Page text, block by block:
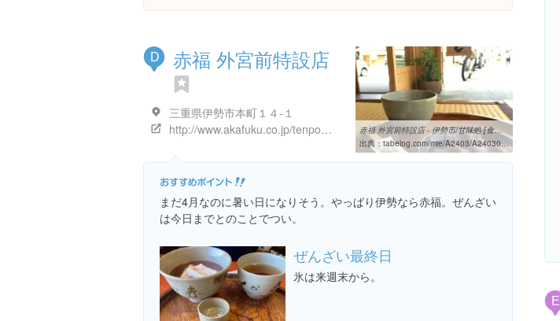
D 赤福 外宮前特設店
三重県伊勢市本町１４-１
http://www.akafuku.co.jp/tenpo_syousai/?SHOP_ID=275
赤福 外宮前特設店 - 伊勢市/甘味処 [食べログ]
出典： tabelog.com/mie/A2403/A240301/24011544
まだ4月なのに暑い日になりそう。やっぱり伊勢なら赤福。ぜんざい
は今日までとのことでつい。
ぜんざい最終日
氷は来週末から。
E